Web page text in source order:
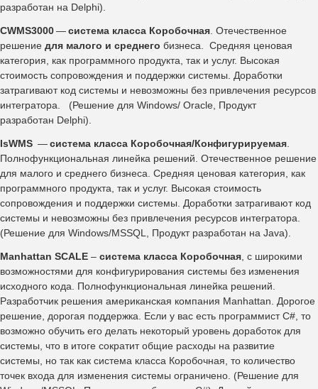
разработан на Delphi).
CWMS3000—система класса Коробочная . Отечественное
решение для малого и среднего бизнеса. Средняя ценовая
категория, как программного продукта, так и услуг. Высокая
стоимость сопровождения и поддержки системы. Доработки
затрагивают код системы и невозможны без привлечения ресурсов
интегратора. (Решение для Windows/ Oracle, Продукт
разработан Delphi).
IsWMS —система класса Коробочная/Конфигурируемая
Полнофункциональная линейка решений. Отечественное решение
для малого и среднего бизнеса. Средняя ценовая категория, как
программного продукта, так и услуг. Высокая стоимость
сопровождения и поддержки системы. Доработки затрагивают код
системы и невозможны без привлечения ресурсов интегратора.
(Решение для Windows/MSSQL, Продукт разработан на Java).
Manhattan SCALE – система класса Коробочная , с широкими
возможностями для конфигурирования системы без изменения
исходного кода. Полнофункциональная линейка решений.
Разработчик решения американская компания Manhattan. Дорогое
решение, дорогая поддержка. Если у вас есть программист С#, то
возможно обучить его делать некоторый уровень доработок для
системы, что в итоге сократит общие расходы на развитие
системы, но так как система класса Коробочная, то количество
точек входа для изменения системы ограничено. (Решение для